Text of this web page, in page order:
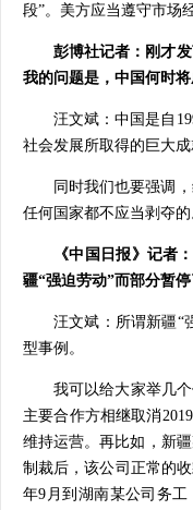
段”。美方应当遵守市场
彭博社记者：刚才
我的问题是，中国何时
汪文斌：中国是自
社会发展所取得的巨大
同时我们也要强调
任何国家都不应当剥夺
《中国日报》记者
疆“强迫劳动”而部分暂
汪文斌：所谓新疆“
型事例。
我可以给大家举几
主要合作方相继取消
维持运营。再比如，新
制裁后，该公司正常的
年9月到湖南某公司务